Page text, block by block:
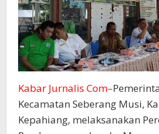
Kabar Jurnalis Com–
Kecamatan Seberang Musi,
Kepahiang, melaksanakan